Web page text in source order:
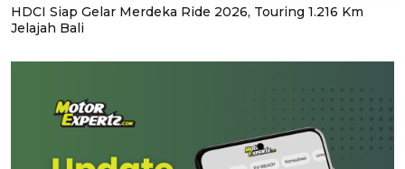
HDCI Siap Gelar Merdeka Ride 2026, Touring 1.216 Km
Jelajah Bali